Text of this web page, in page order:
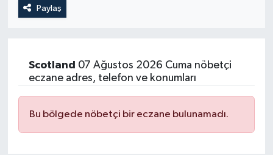
Paylaş
Scotland 07 Ağustos 2026 Cuma nöbetçi
eczane adres, telefon ve konumları
Bu bölgede nöbetçi bir eczane bulunamadı.